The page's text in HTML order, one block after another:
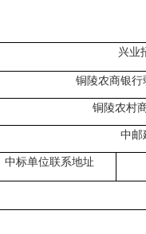
兴业
铜陵农商银
铜陵农村
中邮
中标单位联系地址